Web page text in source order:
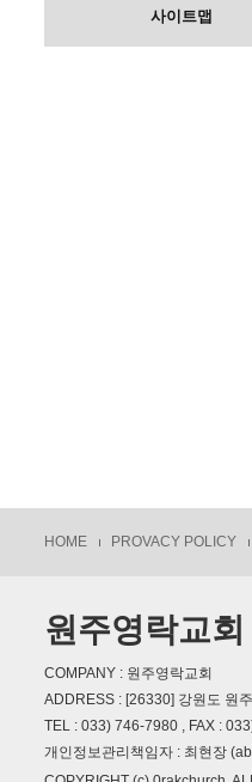
사이트맵
HOME PROVACY POLICY
원주영락교회
COMPANY : 원주영락교회
ADDRESS : [26330] 강원도 원
TEL : 033) 746-7980 , FAX :
개인정보관리책임자 : 최현장